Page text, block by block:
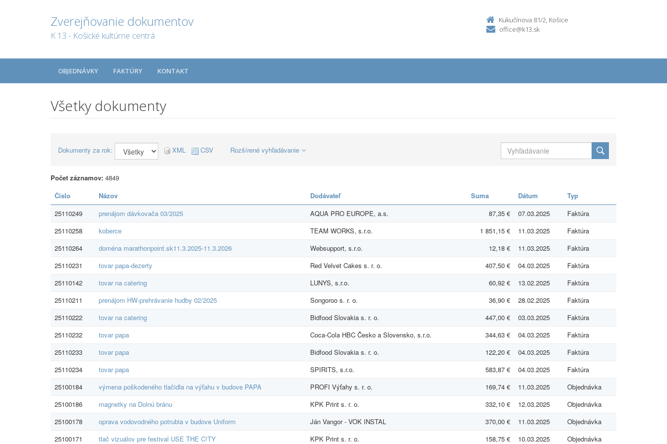
Zverejňovanie dokumentov
K 13 - Košické kultúrne centrá
Kukučínova 81/2, Košice
office@k13.sk
OBJEDNÁVKY FAKTÚRY KONTAKT
Všetky dokumenty
Dokumenty za rok: XML CSV Rozšírené vyhľadávanie
Počet záznamov: 4849
Číslo
Názov Dodávateľ Suma Dátum
Typ
25110249
prenájom dávkovača 03/2025 AQUA PRO EUROPE, a.s. 87,35 € 07.03.2025
Faktúra
25110258
koberce TEAM WORKS, s.r.o. 1 851,15 € 11.03.2025
Faktúra
25110264
doména marathonpoint.sk11.3.2025-11.3.2026 Websupport, s.r.o. 12,18 € 11.03.2025
Faktúra
25110231
tovar papa-dezerty Red Velvet Cakes s. r. o. 407,50 € 04.03.2025
Faktúra
25110142
tovar na catering LUNYS, s.r.o. 60,92 € 13.02.2025
Faktúra
25110211
prenájom HW-prehrávanie hudby 02/2025 Songoroo s. r. o. 36,90 € 28.02.2025
Faktúra
25110222
tovar na catering Bidfood Slovakia s. r. o. 447,00 € 03.03.2025
Faktúra
25110232
tovar papa Coca-Cola HBC Česko a Slovensko, s.r.o. 344,63 € 04.03.2025
Faktúra
25110233
tovar papa Bidfood Slovakia s. r. o. 122,20 € 04.03.2025
Faktúra
25110234
tovar papa SPIRITS, s.r.o. 583,87 € 04.03.2025
Faktúra
25100184
výmena poškodeného tlačidla na výťahu v budove PAPA PROFI Výťahy s. r. o. 169,74 € 11.03.2025
Objednávka
25100186
magnetky na Dolnú bránu KPK Print s. r. o. 332,10 € 12.03.2025
Objednávka
25100178
oprava vodovodného potrubia v budove Uniform Ján Vangor - VOK INSTAL 370,00 € 11.03.2025
Objednávka
25100171
tlač vizuálov pre festival USE THE C!TY KPK Print s. r. o. 158,75 € 10.03.2025 Objednávka